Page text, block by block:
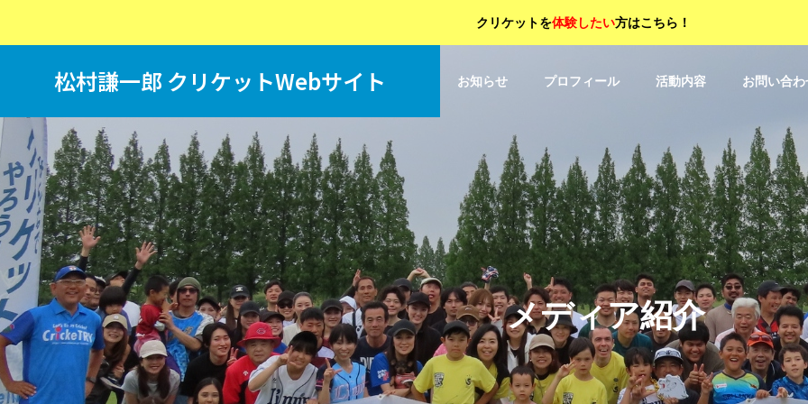
クリケットを体験したい方はこちら！
松村謙一郎 クリケットWebサイト お知らせ プロフィール 活動内容 お問い合わ
メディア紹介